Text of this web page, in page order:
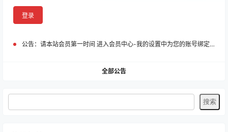
登录
公告： 请本站会员第一时间 进入会员中心-我的设置中为您的账号绑定邮箱!
全部公告